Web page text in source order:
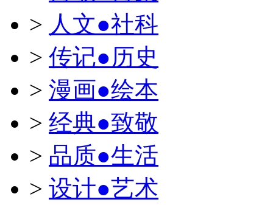
> 人文●社科
> 传记●历史
> 漫画●绘本
> 经典●致敬
> 品质●生活
> 设计●艺术